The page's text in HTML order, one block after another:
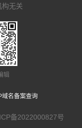
构无关
辑
域名备案查询
备2022000827号